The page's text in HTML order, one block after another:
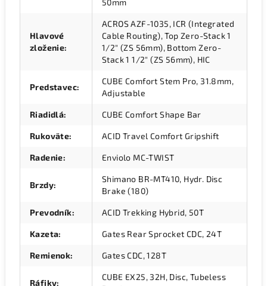
50mm
Hlavové
zloženie:
ACROS AZF-1035, ICR (Integrated
Cable Routing), Top Zero-Stack 1
1/2" (ZS 56mm), Bottom Zero-
Stack 1 1/2" (ZS 56mm), HIC
Predstavec:
CUBE Comfort Stem Pro, 31.8mm,
Adjustable
Riadidlá: CUBE Comfort Shape Bar
Rukoväte: ACID Travel Comfort Gripshift
Radenie: Enviolo MC-TWIST
Brzdy:
Shimano BR-MT410, Hydr. Disc
Brake (180)
Prevodník: ACID Trekking Hybrid, 50T
Kazeta: Gates Rear Sprocket CDC, 24T
Remienok: Gates CDC, 128T
Ráfiky:
CUBE EX25, 32H, Disc, Tubeless